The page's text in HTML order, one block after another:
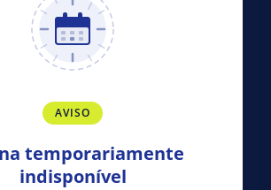
AVISO
temporariamente
indisponível